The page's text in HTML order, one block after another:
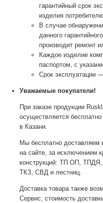
гарантийный срок
изделия
В случае
данного
производит ремонт
Каждое изделие
паспортом, с
Срок эксплуатации
Уважаемые покупатели!
При заказе продукции
осуществляется
в Казани.
Мы бесплатно доставляем
на сайте, за исключением
конструкций: ТП ОП,
ТКЗ, СВД и лестниц.
Доставка товара также
Сервис, стоимость